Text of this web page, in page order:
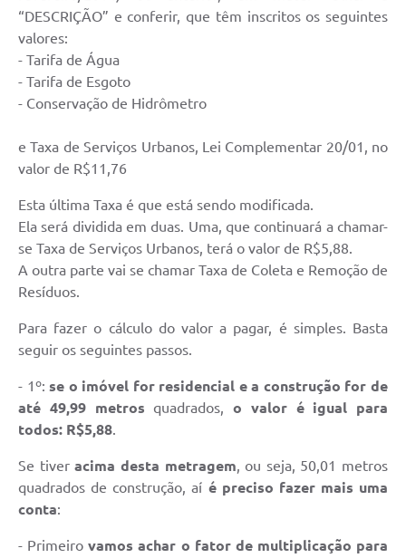
“DESCRIÇÃO” e conferir, que têm inscritos os seguintes
valores:
- Tarifa de Água
- Tarifa de Esgoto
- Conservação de Hidrômetro
e Taxa de Serviços Urbanos, Lei Complementar 20/01, no
valor de R$11,76
Esta última Taxa é que está sendo modificada.
Ela será dividida em duas. Uma, que continuará a chamar-
se Taxa de Serviços Urbanos, terá o valor de R$5,88.
A outra parte vai se chamar Taxa de Coleta e Remoção de
Resíduos.
Para fazer o cálculo do valor a pagar, é simples. Basta
seguir os seguintes passos.
- 1º:se o imóvel for residencial e a construção for de
até 49,99 metros quadrados, o valor é igual para
todos: R$5,88.
Se tiveracima desta metragem, ou seja, 50,01 metros
quadrados de construção, aí é preciso fazer mais uma
conta:
- Primeirovamos achar o fator de multiplicação para